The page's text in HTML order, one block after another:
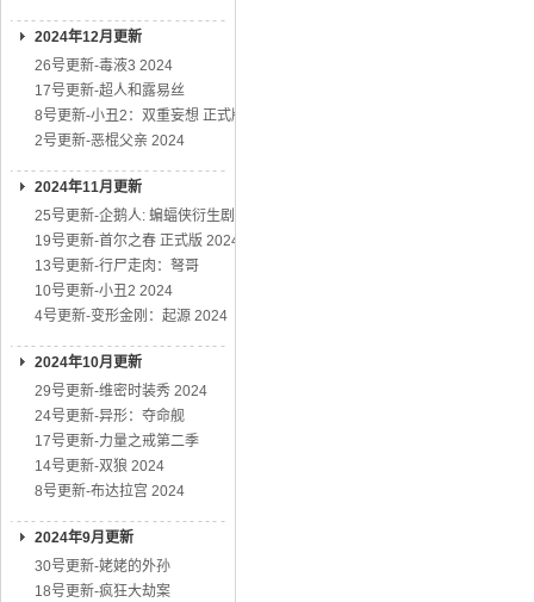
2024年12月更新
26号更新-毒液3 2024
17号更新-超人和露易丝
8号更新-小丑2：双重妄想 正式版
2号更新-恶棍父亲 2024
2024年11月更新
25号更新-企鹅人: 蝙蝠侠衍生剧
19号更新-首尔之春 正式版 2024
13号更新-行尸走肉：弩哥
10号更新-小丑2 2024
4号更新-变形金刚：起源 2024
2024年10月更新
29号更新-维密时装秀 2024
24号更新-异形：夺命舰
17号更新-力量之戒第二季
14号更新-双狼 2024
8号更新-布达拉宫 2024
2024年9月更新
30号更新-姥姥的外孙
18号更新-疯狂大劫案